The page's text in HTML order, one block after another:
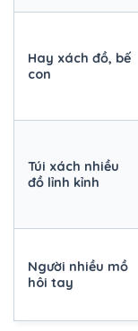
Hay xách đồ, bế
con
Túi xách nhiều
đồ lỉnh kỉnh
Người nhiều mồ
hôi tay